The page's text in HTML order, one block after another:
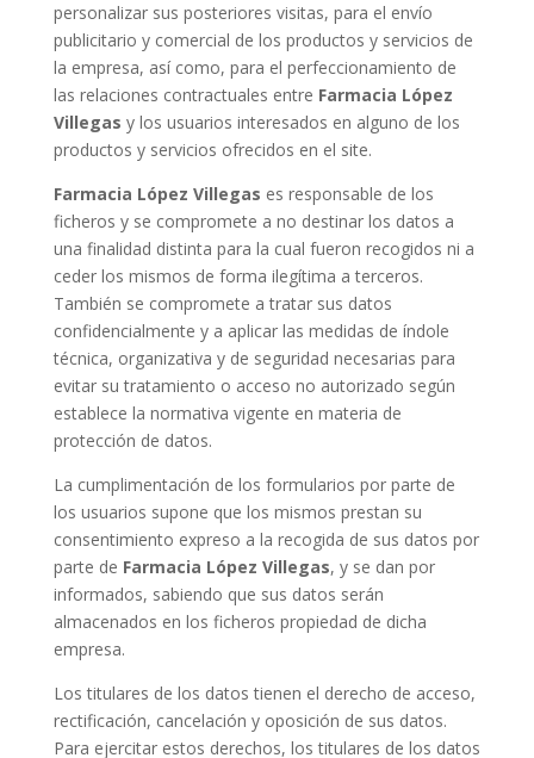
personalizar sus posteriores visitas, para el envío
publicitario y comercial de los productos y servicios de
la empresa, así como, para el perfeccionamiento de
las relaciones contractuales entre Farmacia López
Villegas y los usuarios interesados en alguno de los
productos y servicios ofrecidos en el site.
Farmacia López Villegas es responsable de los
ficheros y se compromete a no destinar los datos a
una finalidad distinta para la cual fueron recogidos ni a
ceder los mismos de forma ilegítima a terceros.
También se compromete a tratar sus datos
confidencialmente y a aplicar las medidas de índole
técnica, organizativa y de seguridad necesarias para
evitar su tratamiento o acceso no autorizado según
establece la normativa vigente en materia de
protección de datos.
La cumplimentación de los formularios por parte de
los usuarios supone que los mismos prestan su
consentimiento expreso a la recogida de sus datos por
parte de Farmacia López Villegas, y se dan por
informados, sabiendo que sus datos serán
almacenados en los ficheros propiedad de dicha
empresa.
Los titulares de los datos tienen el derecho de acceso,
rectificación, cancelación y oposición de sus datos.
Para ejercitar estos derechos, los titulares de los datos